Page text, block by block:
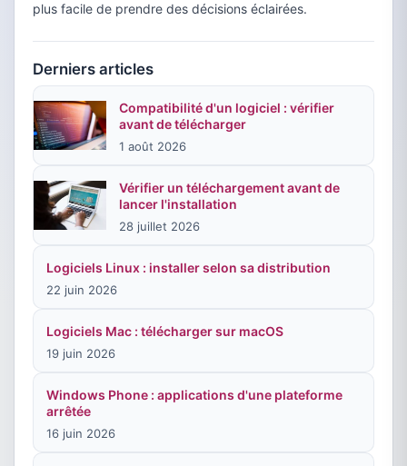
plus facile de prendre des décisions éclairées.
Derniers articles
Compatibilité d'un logiciel : vérifier
avant de télécharger
1 août 2026
Vérifier un téléchargement avant de
lancer l'installation
28 juillet 2026
Logiciels Linux : installer selon sa distribution
22 juin 2026
Logiciels Mac : télécharger sur macOS
19 juin 2026
Windows Phone : applications d'une plateforme
arrêtée
16 juin 2026